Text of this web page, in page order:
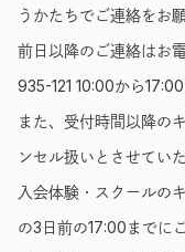
うかたちでご連絡をお
前日以降のご連絡はお
935-121 10:00から17:00
また、受付時間以降の
ンセル扱いとさせてい
入会体験・スクールの
の3日前の17:00までに